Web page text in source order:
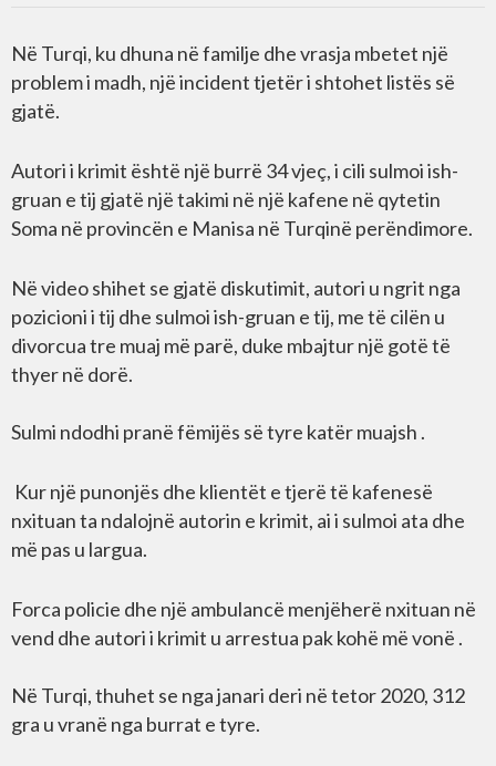
Në Turqi, ku dhuna në familje dhe vrasja mbetet një
problem i madh, një incident tjetër i shtohet listës së
gjatë.
Autori i krimit është një burrë 34 vjeç, i cili sulmoi ish-
gruan e tij gjatë një takimi në një kafene në qytetin
Soma në provincën e Manisa në Turqinë perëndimore.
Në video shihet se gjatë diskutimit, autori u ngrit nga
pozicioni i tij dhe sulmoi ish-gruan e tij, me të cilën u
divorcua tre muaj më parë, duke mbajtur një gotë të
thyer në dorë.
Sulmi ndodhi pranë fëmijës së tyre katër muajsh .
Kur një punonjës dhe klientët e tjerë të kafenesë
nxituan ta ndalojnë autorin e krimit, ai i sulmoi ata dhe
më pas u largua.
Forca policie dhe një ambulancë menjëherë nxituan në
vend dhe autori i krimit u arrestua pak kohë më vonë .
Në Turqi, thuhet se nga janari deri në tetor 2020, 312
gra u vranë nga burrat e tyre.